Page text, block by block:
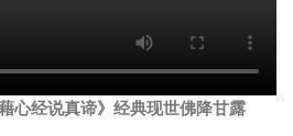
心经说真谛》经典现世佛降甘露